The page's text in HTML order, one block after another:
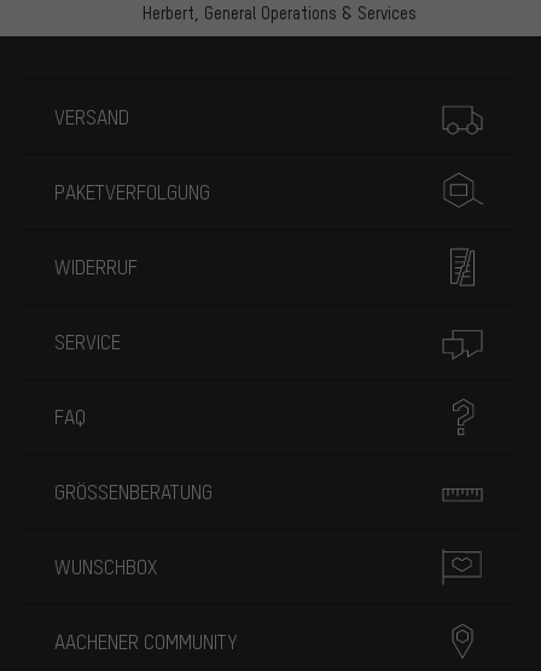
Herbert, General Operations & Services
VERSAND
PAKETVERFOLGUNG
WIDERRUF
SERVICE
FAQ
GRÖSSENBERATUNG
WUNSCHBOX
AACHENER COMMUNITY